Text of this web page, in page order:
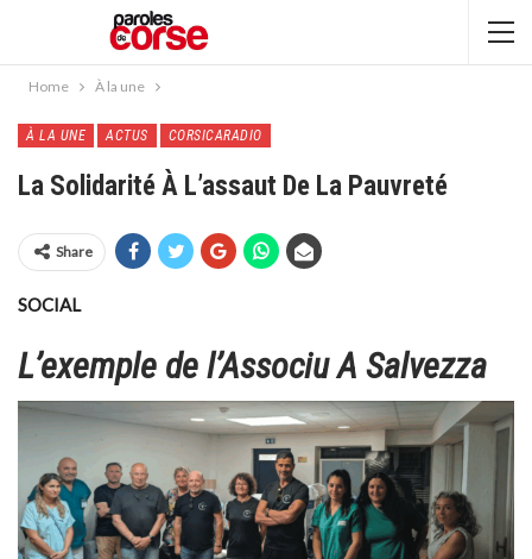
Home À la une
À LA UNE ACTUS CORSICARADIO
La Solidarité À L’assaut De La Pauvreté
Share
SOCIAL
L’exemple de l’Associu A Salvezza